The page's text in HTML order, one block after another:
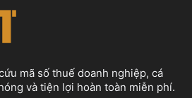
mã số thuế doanh nghiệp, cá
và tiện lợi hoàn toàn miễn phí.